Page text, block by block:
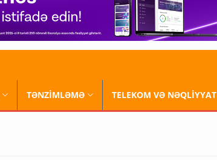
TƏNZİMLƏMƏ TELEKOM VƏ NƏQLİYYAT